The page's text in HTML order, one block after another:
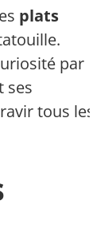
plats
par
ses
tous les